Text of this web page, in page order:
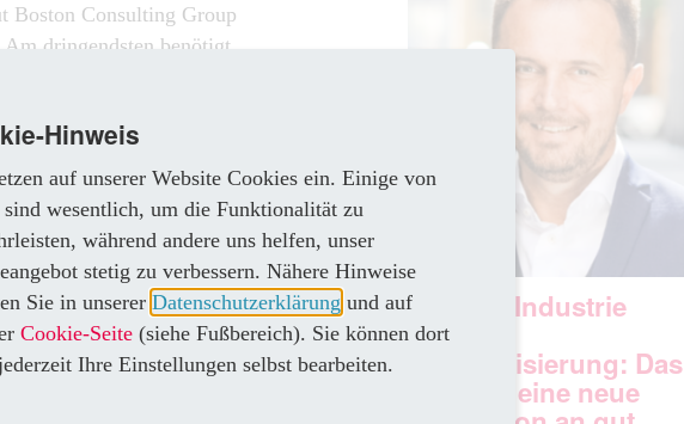
„Die US-Industrie
braucht
Automatisierung: Das
verlangt eine neue
Boston Consulting Group
dringendsten benötigt
12/23). Während der
3 % wachsen soll, erwartet
für den Bereich der Elektro-
7 % (BLS vom
staatlichen Investitionen der
Investment and Jobs Act
wuchs etwa in der
ERKANNT
Weichen gestellt. Das
Hinweis
auf unserer Website Cookies ein. Einige von
sind wesentlich, um die Funktionalität zu
während andere uns helfen, unser
stetig zu verbessern. Nähere Hinweise
Sie in unserer Datenschutzerklärung und auf
Cookie-Seite (siehe Fußbereich). Sie können dort
Ihre Einstellungen selbst bearbeiten.